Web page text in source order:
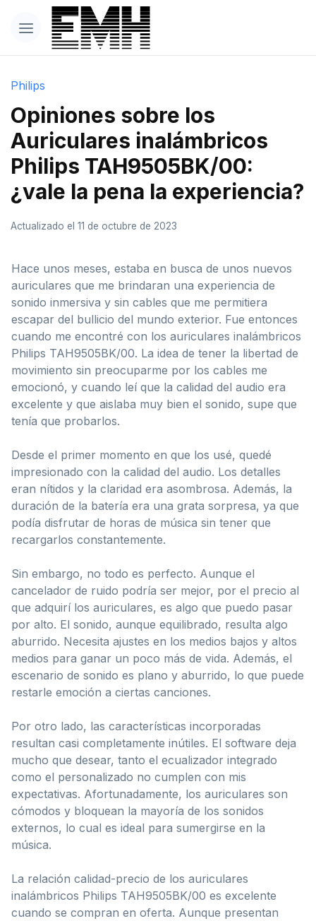
Philips
Opiniones sobre los
Auriculares inalámbricos
Philips TAH9505BK/00:
¿vale la pena la experiencia?
Actualizado el 11 de octubre de 2023
Hace unos meses, estaba en busca de unos nuevos
auriculares que me brindaran una experiencia de
sonido inmersiva y sin cables que me permitiera
escapar del bullicio del mundo exterior. Fue entonces
cuando me encontré con los auriculares inalámbricos
Philips TAH9505BK/00. La idea de tener la libertad de
movimiento sin preocuparme por los cables me
emocionó, y cuando leí que la calidad del audio era
excelente y que aislaba muy bien el sonido, supe que
tenía que probarlos.
Desde el primer momento en que los usé, quedé
impresionado con la calidad del audio. Los detalles
eran nítidos y la claridad era asombrosa. Además, la
duración de la batería era una grata sorpresa, ya que
podía disfrutar de horas de música sin tener que
recargarlos constantemente.
Sin embargo, no todo es perfecto. Aunque el
cancelador de ruido podría ser mejor, por el precio al
que adquirí los auriculares, es algo que puedo pasar
por alto. El sonido, aunque equilibrado, resulta algo
aburrido. Necesita ajustes en los medios bajos y altos
medios para ganar un poco más de vida. Además, el
escenario de sonido es plano y aburrido, lo que puede
restarle emoción a ciertas canciones.
Por otro lado, las características incorporadas
resultan casi completamente inútiles. El software deja
mucho que desear, tanto el ecualizador integrado
como el personalizado no cumplen con mis
expectativas. Afortunadamente, los auriculares son
cómodos y bloquean la mayoría de los sonidos
externos, lo cual es ideal para sumergirse en la
música.
La relación calidad-precio de los auriculares
inalámbricos Philips TAH9505BK/00 es excelente
cuando se compran en oferta. Aunque presentan